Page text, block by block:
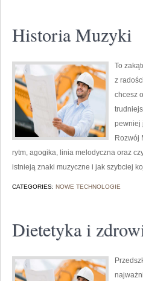
Historia Muzyki
To
z
chcesz
pewniej
Rozwój
rytm, agogika, linia melodyczna oraz
istnieją znaki muzyczne i jak szybciej
CATEGORIES: NOWE TECHNOLOGIE
Dietetyka i